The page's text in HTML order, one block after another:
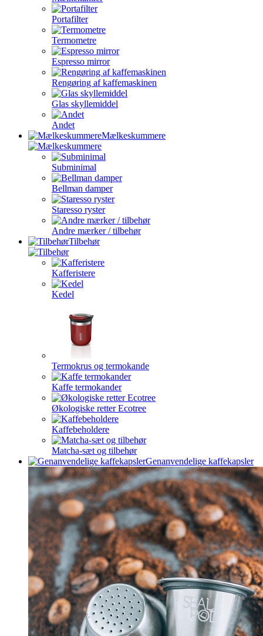
Portafilter
Termometre
Espresso mirror
Rengøring af kaffemaskinen
Glas skyllemiddel
Andet
Mælkeskummere
Subminimal
Bellman damper
Staresso ryster
Andre mærker / tilbehør
Tilbehør
Kafferistere
Kedel
Termokrus og termokande
Kaffe termokander
Økologiske retter Ecotree
Kaffebeholdere
Matcha-sæt og tilbehør
Genanvendelige kaffekapsler